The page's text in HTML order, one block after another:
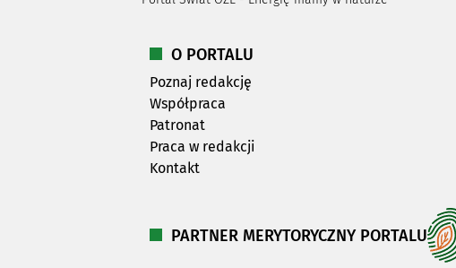
O PORTALU
Poznaj redakcję
Współpraca
Patronat
Praca w redakcji
Kontakt
PARTNER MERYTORYCZNY PORTALU